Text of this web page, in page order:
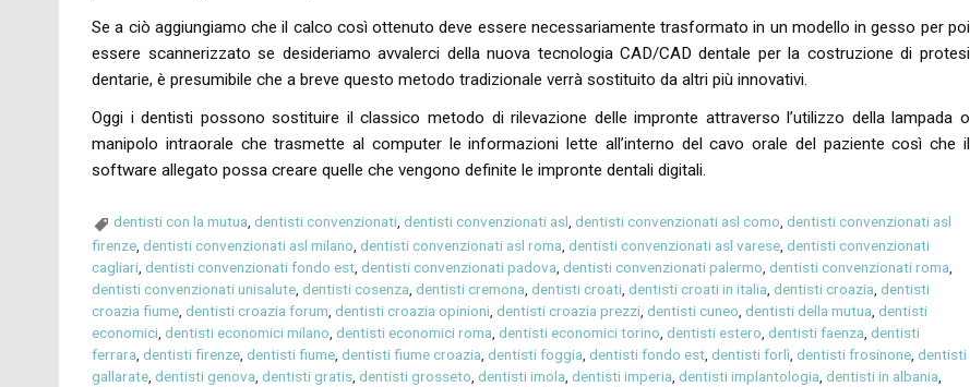
Se a ciò aggiungiamo che il calco così ottenuto deve essere necessariamente trasformato in un modello in gesso per poi
essere scannerizzato se desideriamo avvalerci della nuova tecnologia CAD/CAD dentale per la costruzione di protesi
dentarie, è presumibile che a breve questo metodo tradizionale verrà sostituito da altri più innovativi.
Oggi i dentisti possono sostituire il classico metodo di rilevazione delle impronte attraverso l’utilizzo della lampada o
manipolo intraorale che trasmette al computer le informazioni lette all’interno del cavo orale del paziente così che il
software allegato possa creare quelle che vengono definite le impronte dentali digitali.
dentisti con la mutua ,dentisti convenzionati ,dentisti convenzionati asl ,dentisti convenzionati asl como ,dentisti convenzionati asl
firenze ,dentisti convenzionati asl milano ,dentisti convenzionati asl roma ,dentisti convenzionati asl varese ,dentisti convenzionati
cagliari ,dentisti convenzionati fondo est ,dentisti convenzionati padova ,dentisti convenzionati palermo ,dentisti convenzionati roma
dentisti convenzionati unisalute ,dentisti cosenza ,dentisti cremona ,dentisti croati ,dentisti croati in italia ,dentisti croazia ,dentisti
croazia fiume ,dentisti croazia forum ,dentisti croazia opinioni ,dentisti croazia prezzi ,dentisti cuneo ,dentisti della mutua ,dentisti
economici ,dentisti economici milano ,dentisti economici roma ,dentisti economici torino ,dentisti estero ,dentisti faenza ,dentisti
ferrara ,dentisti firenze ,dentisti fiume ,dentisti fiume croazia ,dentisti foggia ,dentisti fondo est ,dentisti forlì ,dentisti frosinone ,dentisti
gallarate ,dentisti genova ,dentisti gratis ,dentisti grosseto ,dentisti imola ,dentisti imperia ,dentisti implantologia ,dentisti in albania